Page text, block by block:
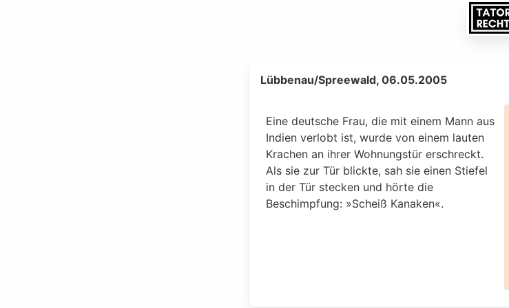
Lübbenau/Spreewald, 06.05.2005
Eine deutsche Frau, die mit einem Mann aus
Indien verlobt ist, wurde von einem lauten
Krachen an ihrer Wohnungstür erschreckt.
Als sie zur Tür blickte, sah sie einen Stiefel
in der Tür stecken und hörte die
Beschimpfung: »Scheiß Kanaken«.